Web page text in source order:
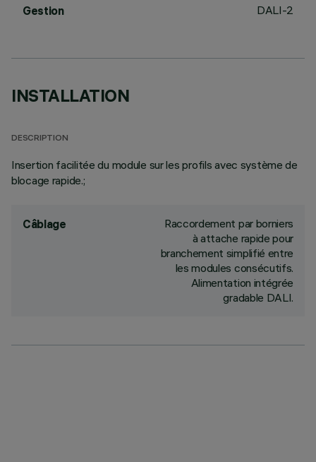
Gestion DALI-2
INSTALLATION
DESCRIPTION
Insertion facilitée du module sur les profils avec système de
blocage rapide.;
Câblage
Raccordement par borniers
à attache rapide pour
branchement simplifié entre
les modules consécutifs.
Alimentation intégrée
gradable DALI.